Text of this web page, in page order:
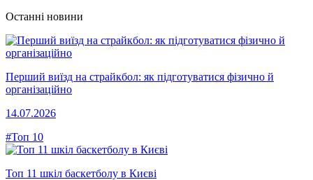
Останні новини
Перший виїзд на страйкбол: як підготуватися фізично й
організаційно
14.07.2026
#Топ 10
Топ 11 шкіл баскетболу в Києві